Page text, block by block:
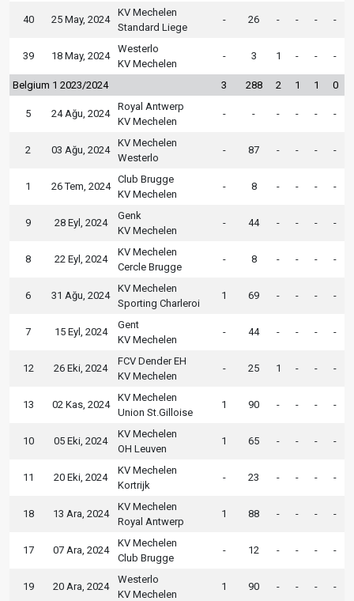
40 25 May, 2024
KV Mechelen
Standard Liege
- 26 - - - -
39 18 May, 2024
Westerlo
KV Mechelen
- 3 1 - - -
Belgium 1 2023/2024 3 288 2 1 1 0
5 24 Ağu, 2024
Royal Antwerp
KV Mechelen
- - - - - -
2 03 Ağu, 2024
KV Mechelen
Westerlo
- 87 - - - -
1 26 Tem, 2024
Club Brugge
KV Mechelen
- 8 - - - -
9 28 Eyl, 2024
Genk
KV Mechelen
- 44 - - - -
8 22 Eyl, 2024
KV Mechelen
Cercle Brugge
- 8 - - - -
6 31 Ağu, 2024
KV Mechelen
Sporting Charleroi
1 69 - - - -
7 15 Eyl, 2024
Gent
KV Mechelen
- 44 - - - -
12 26 Eki, 2024
FCV Dender EH
KV Mechelen
- 25 1 - - -
13 02 Kas, 2024
KV Mechelen
Union St.Gilloise
1 90 - - - -
10 05 Eki, 2024
KV Mechelen
OH Leuven
1 65 - - - -
11 20 Eki, 2024
KV Mechelen
Kortrijk
- 23 - - - -
18 13 Ara, 2024
KV Mechelen
Royal Antwerp
1 88 - - - -
17 07 Ara, 2024
KV Mechelen
Club Brugge
- 12 - - - -
19 20 Ara, 2024
Westerlo
KV Mechelen
1 90 - - - -